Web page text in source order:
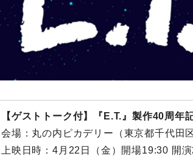
【ゲストトーク付】『E.T.』製作40周年
会場：丸の内ピカデリー（東京都千代田
上映日時：4月22日（金）開場19:30 開